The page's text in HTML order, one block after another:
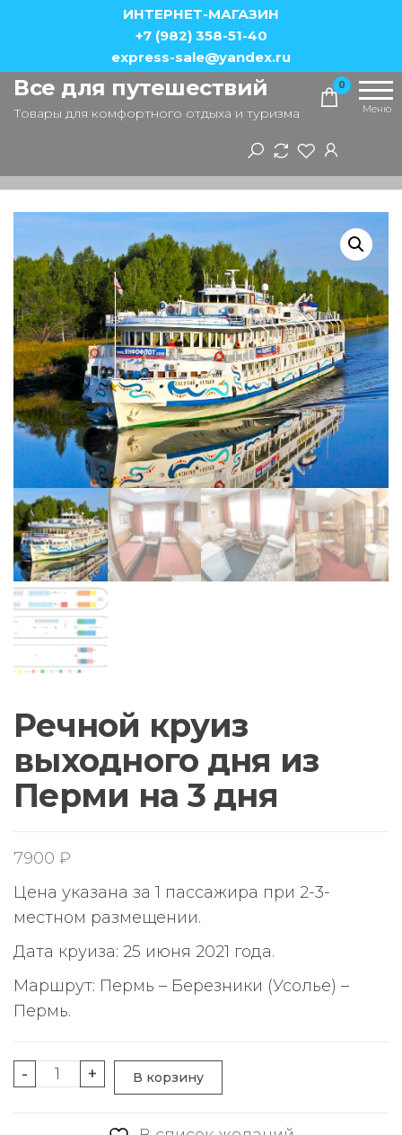
содержимому
ИНТЕРНЕТ-МАГАЗИН
+7 (982) 358-51-40
express-sale@yandex.ru
Все для путешествий
Товары для комфортного отдыха и туризма
0
Меню
Речной круиз
выходного дня из
Перми на 3 дня
7900 ₽
Цена указана за 1 пассажира при 2-3-
местном размещении.
Дата круиза: 25 июня 2021 года.
Маршрут: Пермь – Березники (Усолье) –
Пермь.
-
Количество
+ В корзину